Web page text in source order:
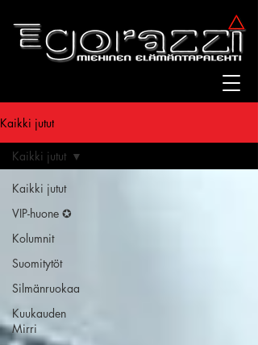
Kaikki jutut
Kaikki jutut
VIP-huone ✪
Kolumnit
Suomitytöt
Silmänruokaa
Kuukauden
Mirri
Kaikki jutut